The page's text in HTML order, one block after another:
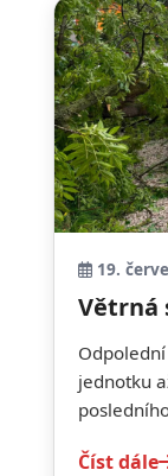
19.
Větrná
jednotku
Číst dále